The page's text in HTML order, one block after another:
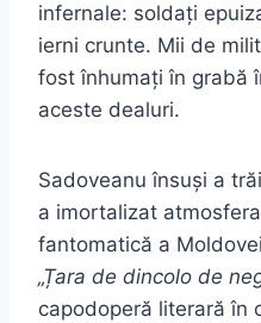
infernale: soldați
ierni crunte. Mii de
fost înhumați în grabă
aceste dealuri.
Sadoveanu însuși a
a imortalizat
fantomatică a
„Țara de dincolo de
capodoperă literară în